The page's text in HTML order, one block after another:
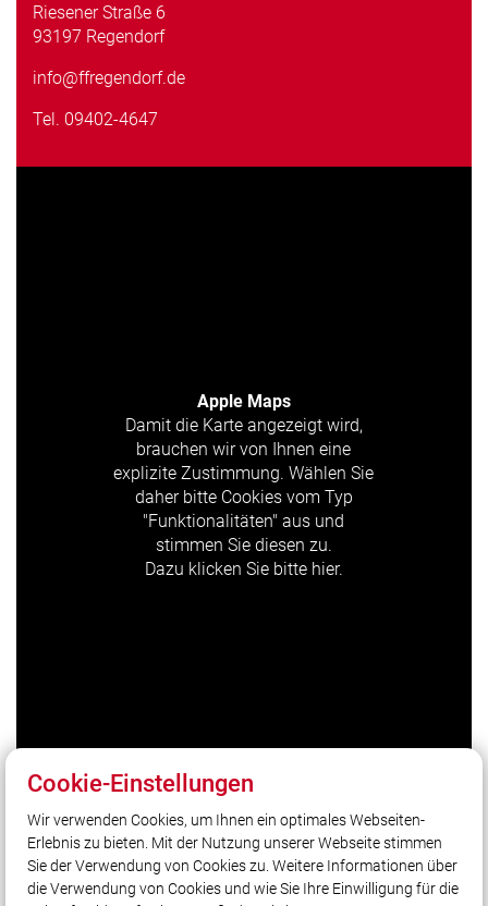
Riesener Straße 6
93197 Regendorf
info@ffregendorf.de
Tel. 09402-4647
Apple Maps
Damit die Karte angezeigt wird,
brauchen wir von Ihnen eine
explizite Zustimmung. Wählen Sie
daher bitte Cookies vom Typ
"Funktionalitäten" aus und
stimmen Sie diesen zu.
Dazu klicken Sie bitte hier.
Unser Leitsatz
retten - löschen - bergen - schützen
Cookie-Einstellungen
Wir verwenden Cookies, um Ihnen ein optimales Webseiten-
Erlebnis zu bieten. Mit der Nutzung unserer Webseite stimmen
Sie der Verwendung von Cookies zu. Weitere Informationen über
die Verwendung von Cookies und wie Sie Ihre Einwilligung für die